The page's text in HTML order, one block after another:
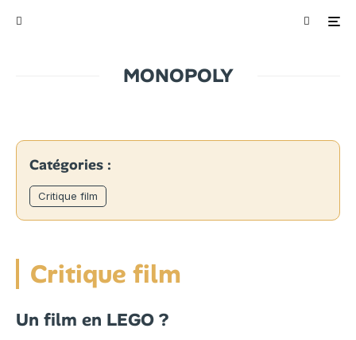
MONOPOLY
Catégories :
Critique film
Critique film
Un film en LEGO ?